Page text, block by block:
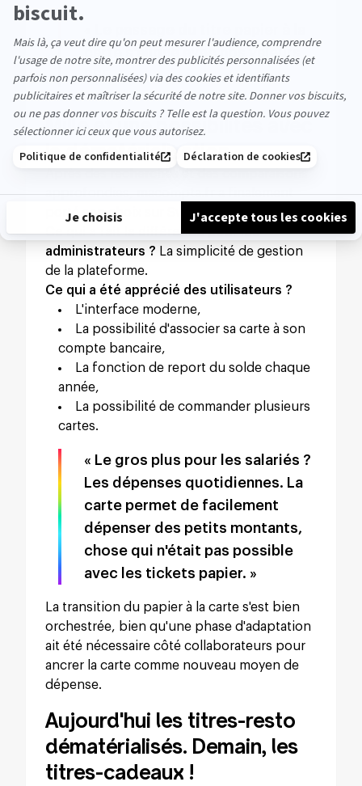
carte s'aligne avec nos valeurs
RSE. »
Mille et une possibilités avec
la dématérialisation
approfondies, macompta.fr a finalement
porté son choix sur Swile.
Ce qui a fait la différence pour les
administrateurs ? La simplicité de gestion
de la plateforme.
Ce qui a été apprécié des utilisateurs ?
L'interface moderne,
La possibilité d'associer sa carte à son
compte bancaire,
La fonction de report du solde chaque
année,
La possibilité de commander plusieurs
cartes.
« Le gros plus pour les salariés ?
Les dépenses quotidiennes. La
carte permet de facilement
dépenser des petits montants,
chose qui n'était pas possible
avec les tickets papier. »
La transition du papier à la carte s'est bien
orchestrée, bien qu'une phase d'adaptation
ait été nécessaire côté collaborateurs pour
ancrer la carte comme nouveau moyen de
dépense.
Aujourd'hui les titres-resto
dématérialisés. Demain, les
titres-cadeaux !